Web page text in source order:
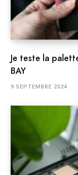
Je teste la
BAY
9 SEPTEMBRE 2024